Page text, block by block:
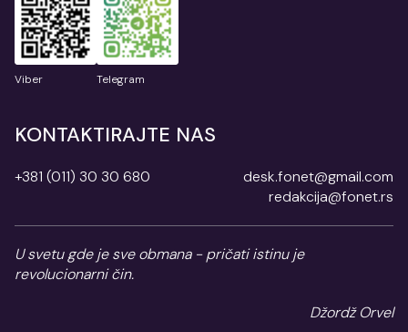
Viber Telegram
KONTAKTIRAJTE NAS
+381 (011) 30 30 680
desk.fonet@gmail.com
redakcija@fonet.rs
U svetu gde je sve obmana - pričati istinu je
revolucionarni čin.
Džordž Orvel